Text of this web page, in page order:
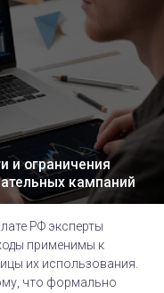
и ограничения
кампаний
РФ эксперты
применимы к
их использования.
что формально